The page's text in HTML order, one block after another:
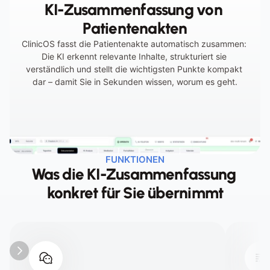
Vorbereitung kostet wertvolle Zeit
KI-Zusammenfassung von
Patientenakten
ClinicOS fasst die Patientenakte automatisch zusammen:
Die KI erkennt relevante Inhalte, strukturiert sie
verständlich und stellt die wichtigsten Punkte kompakt
dar – damit Sie in Sekunden wissen, worum es geht.
FUNKTIONEN
Was die KI-Zusammenfassung
konkret für Sie übernimmt